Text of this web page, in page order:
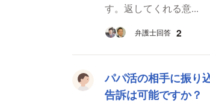
す。返してくれる意...
弁護士回答 2
パパ活の相手に振り
告訴は可能ですか？